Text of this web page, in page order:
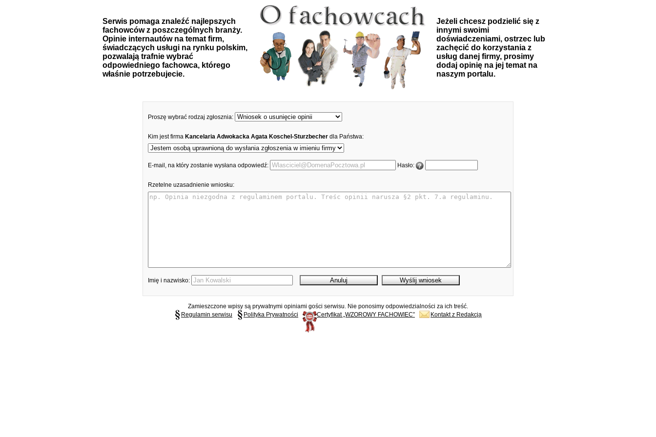
Serwis pomaga znaleźć najlepszych
fachowców z poszczególnych branży.
Opinie internautów na temat firm,
świadczących usługi na rynku polskim,
pozwalają trafnie wybrać
odpowiedniego fachowca, którego
właśnie potrzebujecie.
Jeżeli chcesz podzielić się z
innymi swoimi
doświadczeniami, ostrzec lub
zachęcić do korzystania z
usług danej firmy, prosimy
dodaj opinię na jej temat na
naszym portalu.
Proszę wybrać rodzaj zgłosznia:
Kim jest firma Kancelaria Adwokacka Agata Koschel-Sturzbecher dla Państwa:
E-mail, na który zostanie wysłana odpowiedź: Hasło:
Rzetelne uzasadnienie wniosku:
Imię i nazwisko:
Zamieszczone wpisy są prywatnymi opiniami gości serwisu. Nie ponosimy odpowiedzialności za ich treść.
Regulamin serwisu
Polityka Prywatności Certyfikat „WZOROWY FACHOWIEC” Kontakt z Redakcją